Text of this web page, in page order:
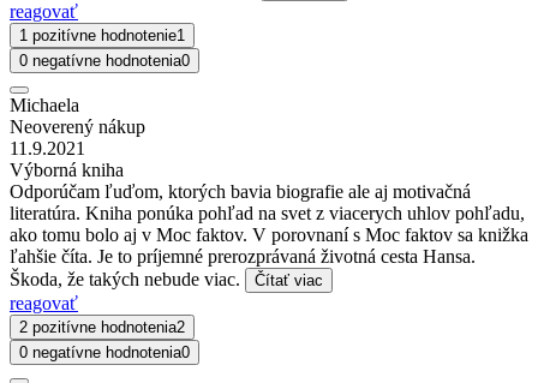
reagovať
1 pozitívne hodnotenie1
0 negatívne hodnotenia0
Michaela
Neoverený nákup
11.9.2021
Výborná kniha
Odporúčam ľuďom, ktorých bavia biografie ale aj motivačná
literatúra. Kniha ponúka pohľad na svet z viacerych uhlov pohľadu,
ako tomu bolo aj v Moc faktov. V porovnaní s Moc faktov sa knižka
ľahšie číta. Je to príjemné prerozprávaná životná cesta Hansa.
Škoda, že takých nebude viac.
Čítať viac
reagovať
2 pozitívne hodnotenia2
0 negatívne hodnotenia0